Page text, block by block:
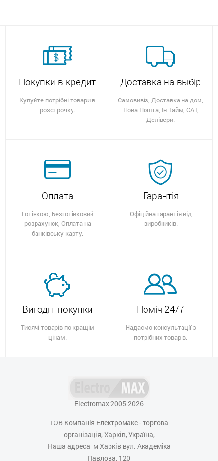
Покупки в кредит
Купуйте потрібні товари в
розстрочку.
Доставка на выбір
Самовивіз, Доставка на дом,
Нова Пошта, Ін Тайм, САТ,
Делівери.
Оплата
Готівкою, Безготівковий
розрахунок, Оплата на
банківську карту.
Гарантія
Офіційна гарантія від
виробників.
Вигодні покупки
Тисячі товарів по кращім
цінам.
Поміч 24/7
Надаємо консультації з
потрібних товарів.
Electromax 2005-2026
ТОВ Компанія Електромакс - торгова
організація, Харків, Україна,
Наша адреса: м Харків вул. Академіка
Павлова, 120